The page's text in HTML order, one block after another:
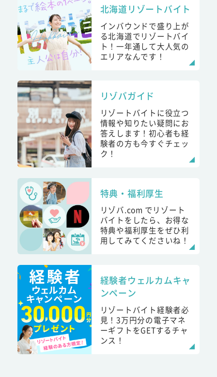
北海道リゾートバイト
インバウンドで盛り上が
る北海道でリゾートバイ
ト！一年通して大人気の
エリアなんです！
リゾバガイド
リゾートバイトに役立つ
情報や知りたい疑問にお
答えします！初心者も経
験者の方も今すぐチェッ
ク！
特典・福利厚生
リゾバ.com でリゾート
バイトをしたら、お得な
特典や福利厚生をぜひ利
用してみてくださいね！
経験者ウェルカムキャ
ンペーン
リゾートバイト経験者必
見！3万円分の電子マネ
ーギフトをGETするチャ
ンス！